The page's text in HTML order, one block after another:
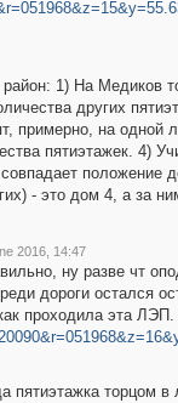
1) На Медиков
других
примерно, на одной
пятиэтажек. 4)
положение
- это дом 4, а за
2016, 14:47
ну разве чт
дороги остался
проходила эта ЛЭП.
пятиэтажка торцом